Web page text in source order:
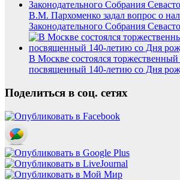
В.М. Пархоменко задал вопрос о
Законодательного Собрания
В Москве состоялся торжественный
посвященный 140-летию со Дня
Поделиться в соц. сетях